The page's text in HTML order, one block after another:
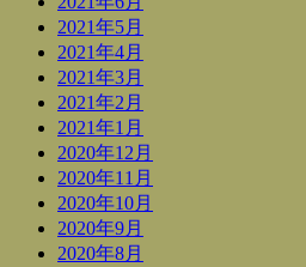
2021年5月
2021年4月
2021年3月
2021年2月
2021年1月
2020年12月
2020年11月
2020年10月
2020年9月
2020年8月